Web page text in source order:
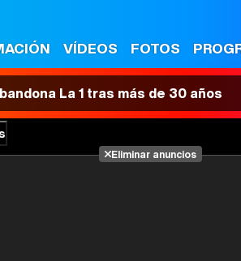
VÍDEOS FOTOS
La 1 tras más de 30 años
Eliminar anuncios